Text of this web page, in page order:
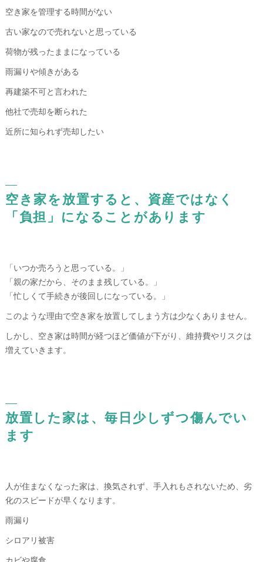
空き家を管理する時間がない
古い家なので売れないと思っている
荷物が残ったままになっている
雨漏りや傾きがある
再建築不可と言われた
他社で売却を断られた
近所に知られず売却したい
空き家を放置すると、資産ではなく
「負担」になることがあります
「いつか売ろうと思っている。」
「親の家だから、そのまま残している。」
「忙しくて手続きが後回しになっている。」
このような理由で空き家を放置してしまう方は少なくありません。
しかし、空き家は時間が経つほど価値が下がり、維持費やリスクは
増えていきます。
放置した家は、毎日少しずつ傷んでい
ます
人が住まなくなった家は、換気されず、手入れもされないため、劣
化のスピードが早くなります。
雨漏り
シロアリ被害